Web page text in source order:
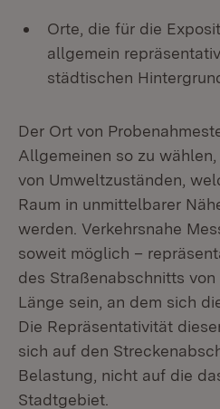
Orte, die für die
allgemein
städtischen
Der Ort von
Allgemeinen so zu
von Umweltzuständen,
Raum in unmittelbarer
werden. Verkehrsnahe
soweit möglich –
des Straßenabschnitts von
Länge sein, an dem sich
Die Repräsentativität
sich auf den
Belastung, nicht auf die
Stadtgebiet.